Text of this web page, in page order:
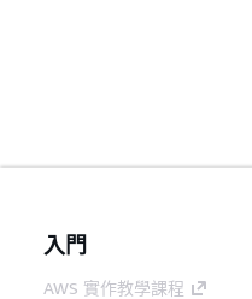
入門
AWS 實作教學課程